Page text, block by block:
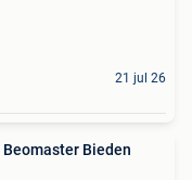
21 jul 26